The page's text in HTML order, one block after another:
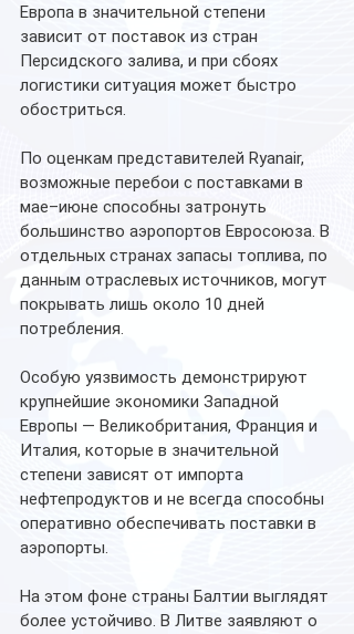
Европа в значительной степени
зависит от поставок из стран
Персидского залива, и при сбоях
логистики ситуация может быстро
обостриться.
По оценкам представителей Ryanair,
возможные перебои с поставками в
мае–июне способны затронуть
большинство аэропортов Евросоюза. В
отдельных странах запасы топлива, по
данным отраслевых источников, могут
покрывать лишь около 10 дней
потребления.
Особую уязвимость демонстрируют
крупнейшие экономики Западной
Европы — Великобритания, Франция и
Италия, которые в значительной
степени зависят от импорта
нефтепродуктов и не всегда способны
оперативно обеспечивать поставки в
аэропорты.
На этом фоне страны Балтии выглядят
более устойчиво. В Литве заявляют о